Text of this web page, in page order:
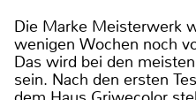
Die Marke Meisterwerk
wenigen Wochen noch
Das wird bei den
sein. Nach den ersten